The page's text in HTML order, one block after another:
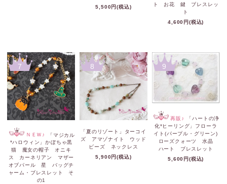
5,500円(税込)
ト お花 鍵 ブレスレッ
ト
4,600円(税込)
7
ＮＥＷ♪
「マジカル
*ハロウィン」かぼちゃ黒
猫 魔女の帽子 オニキ
ス カーネリアン マザー
オブパール 星 バッグチ
ャーム・ブレスレット そ
の1
8
「夏のリゾート」ターコイ
ズ アマゾナイト ウッド
ビーズ ネックレス
5,900円(税込)
9
再販♪
「ハートの浄
化*ヒーリング」フローラ
イト(パープル・グリーン)
ローズクォーツ 水晶
ハート ブレスレット
5,600円(税込)